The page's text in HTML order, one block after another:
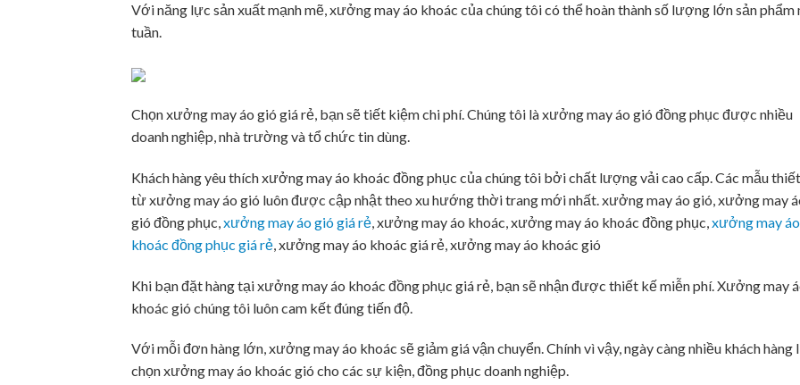
Với năng lực sản xuất mạnh mẽ, xưởng may áo khoác của chúng tôi có thể hoàn thành số lượng lớn sản phẩm
tuần.
Chọn xưởng may áo gió giá rẻ, bạn sẽ tiết kiệm chi phí. Chúng tôi là xưởng may áo gió đồng phục được nhiều
doanh nghiệp, nhà trường và tổ chức tin dùng.
Khách hàng yêu thích xưởng may áo khoác đồng phục của chúng tôi bởi chất lượng vải cao cấp. Các mẫu
từ xưởng may áo gió luôn được cập nhật theo xu hướng thời trang mới nhất. xưởng may áo gió, xưởng may
gió đồng phục, xưởng may áo gió giá rẻ , xưởng may áo khoác, xưởng may áo khoác đồng phục, xưởng may áo
khoác đồng phục giá rẻ , xưởng may áo khoác giá rẻ, xưởng may áo khoác gió
Khi bạn đặt hàng tại xưởng may áo khoác đồng phục giá rẻ, bạn sẽ nhận được thiết kế miễn phí. Xưởng may
khoác gió chúng tôi luôn cam kết đúng tiến độ.
Với mỗi đơn hàng lớn, xưởng may áo khoác sẽ giảm giá vận chuyển. Chính vì vậy, ngày càng nhiều khách hàng
chọn xưởng may áo khoác gió cho các sự kiện, đồng phục doanh nghiệp.